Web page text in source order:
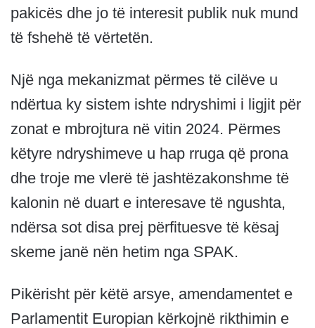
pakicës dhe jo të interesit publik nuk mund
të fshehë të vërtetën.
Një nga mekanizmat përmes të cilëve u
ndërtua ky sistem ishte ndryshimi i ligjit për
zonat e mbrojtura në vitin 2024. Përmes
këtyre ndryshimeve u hap rruga që prona
dhe troje me vlerë të jashtëzakonshme të
kalonin në duart e interesave të ngushta,
ndërsa sot disa prej përfituesve të kësaj
skeme janë nën hetim nga SPAK.
Pikërisht për këtë arsye, amendamentet e
Parlamentit Europian kërkojnë rikthimin e